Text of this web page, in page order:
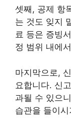
셋째, 공제 항
는 것도 잊지
료 등은 증빙
정 범위 내에
마지막으로,
요합니다. 신
과될 수 있으
습관을 들이